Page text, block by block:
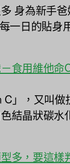
身為新手
一日的貼身
食用維他命
」，又叫
結晶狀碳
多，要這樣